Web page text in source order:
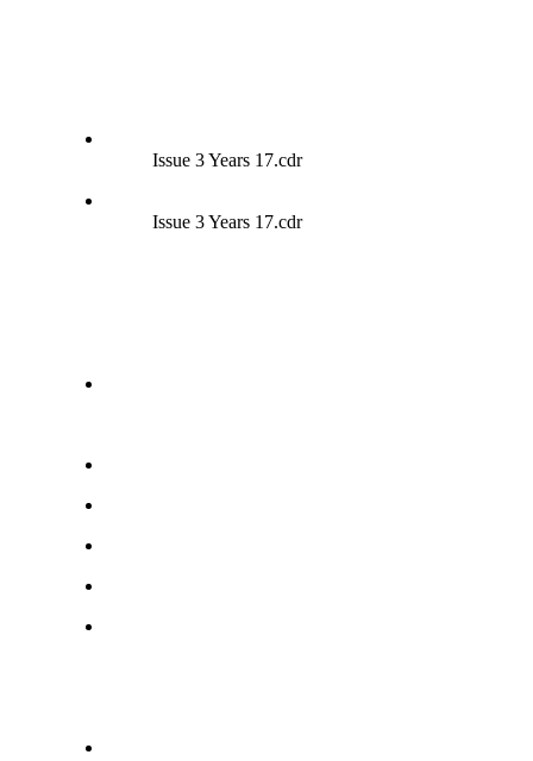
Issue 3 Years 17.cdr
Issue 3 Years 17.cdr